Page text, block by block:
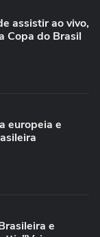
assistir ao vivo,
Copa do Brasil
europeia e
e